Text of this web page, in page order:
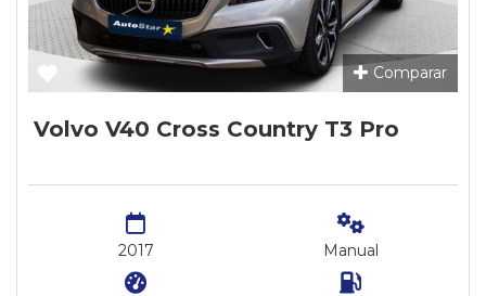
Comparar
Volvo V40 Cross Country T3 Pro
2017 Manual